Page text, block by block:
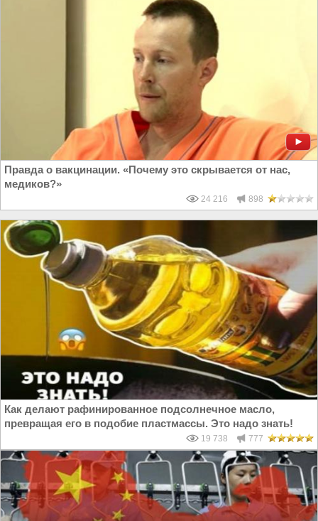
Правда о вакцинации. «Почему это скрывается от нас,
медиков?»
24 216 898
Как делают рафинированное подсолнечное масло,
превращая его в подобие пластмассы. Это надо знать!
19 738 777